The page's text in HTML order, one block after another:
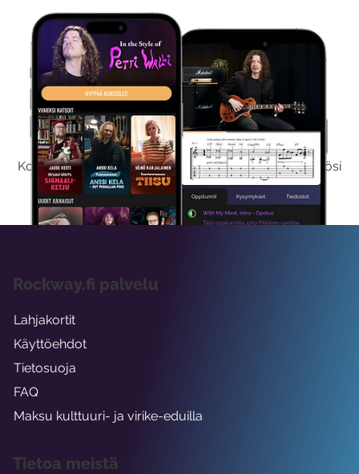
Kokeile Ilmaiseksi
Kokeilemalla ilmaiseksi saat koko sisältömme käyttöösi
viikon ajaksi.
Rockway.fi palvelu
Lahjakortit
Käyttöehdot
Tietosuoja
FAQ
Maksu kulttuuri- ja virike-eduilla
Tietoa meistä